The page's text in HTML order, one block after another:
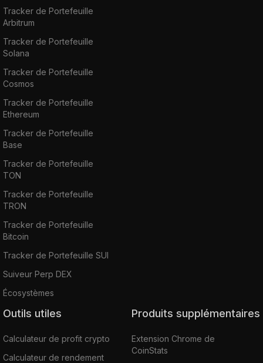
Tracker de Portefeuille
Arbitrum
Tracker de Portefeuille
Solana
Tracker de Portefeuille
Cosmos
Tracker de Portefeuille
Ethereum
Tracker de Portefeuille
Base
Tracker de Portefeuille
TON
Tracker de Portefeuille
TRON
Tracker de Portefeuille
Bitcoin
Tracker de Portefeuille SUI
Suiveur Perp DEX
Écosystèmes
Outils utiles
Calculateur de profit crypto
Calculateur de rendement
Produits supplémentaires
Extension Chrome de
CoinStats